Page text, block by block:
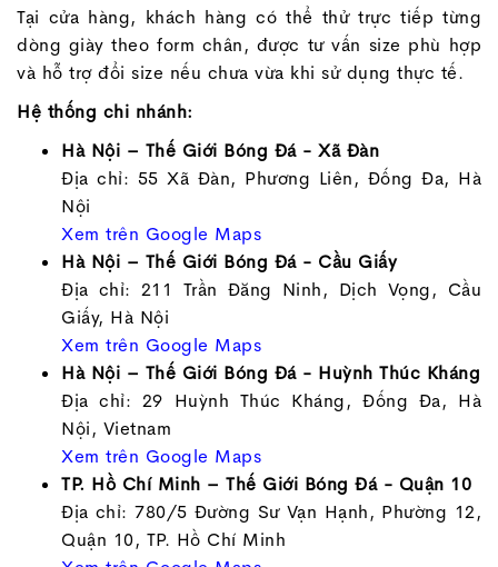
Tại cửa hàng, khách hàng có thể thử trực tiếp từng
dòng giày theo form chân, được tư vấn size phù hợp
và hỗ trợ đổi size nếu chưa vừa khi sử dụng thực tế.
Hệ thống chi nhánh:
Hà Nội – Thế Giới Bóng Đá - Xã Đàn
Địa chỉ: 55 Xã Đàn, Phương Liên, Đống Đa, Hà
Nội
Xem trên Google Maps
Hà Nội – Thế Giới Bóng Đá - Cầu Giấy
Địa chỉ: 211 Trần Đăng Ninh, Dịch Vọng, Cầu
Giấy, Hà Nội
Xem trên Google Maps
Hà Nội – Thế Giới Bóng Đá - Huỳnh Thúc Kháng
Địa chỉ: 29 Huỳnh Thúc Kháng, Đống Đa, Hà
Nội, Vietnam
Xem trên Google Maps
TP. Hồ Chí Minh – Thế Giới Bóng Đá - Quận 10
Địa chỉ: 780/5 Đường Sư Vạn Hạnh, Phường 12,
Quận 10, TP. Hồ Chí Minh